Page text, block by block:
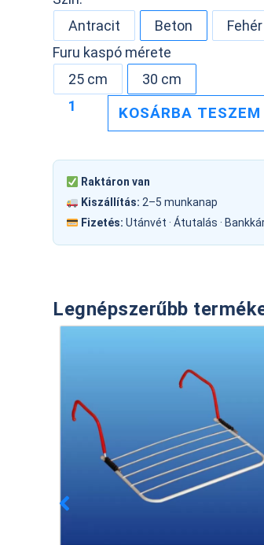
Antracit
Beton
Fehér
Furu kaspó mérete
25 cm
30 cm
KOSÁRBA TESZEM
Raktáron van
Kiszállítás: 2–5 munkanap
Fizetés: Utánvét · Átutalás ·
Legnépszerűbb